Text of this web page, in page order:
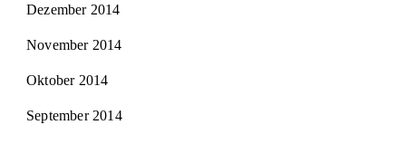
Dezember 2014
November 2014
Oktober 2014
September 2014